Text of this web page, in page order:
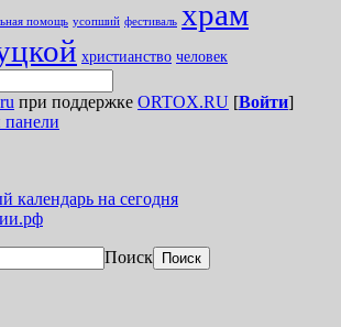
помощь усопший фестиваль храм
христианство человек
при поддержке ORTOX.RU [Войти]
панели
календарь на сегодня
Поиск